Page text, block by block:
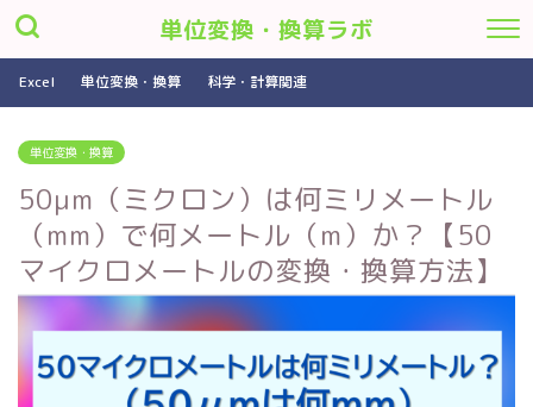
単位変換・換算ラボ
Excel 単位変換・換算 科学・計算関連
単位変換・換算
50μm（ミクロン）は何ミリメートル
（mm）で何メートル（m）か？【50
マイクロメートルの変換・換算方法】